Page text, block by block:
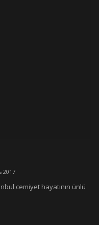
2017
cemiyet hayatının ünlü